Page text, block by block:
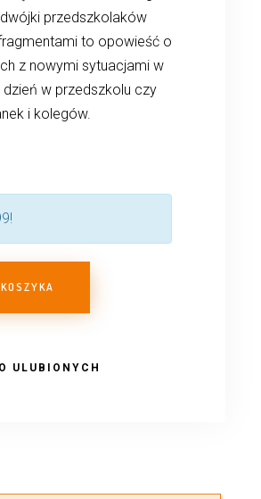
przedszkolaków
to opowieść o
z nowymi sytuacjami w
w przedszkolu czy
i kolegów.
ULUBIONYCH